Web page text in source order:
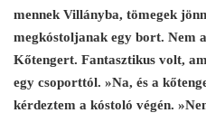
mennek Villányba, tömegek
megkóstoljanak egy bort. Nem
Kőtengert. Fantasztikus volt,
egy csoporttól. »Na, és a
kérdeztem a kóstoló végén.